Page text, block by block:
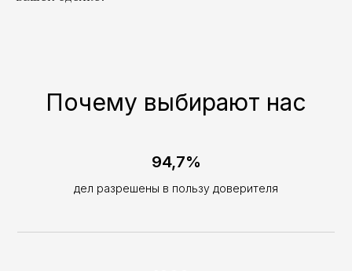
Почему выбирают нас
94,7%
дел разрешены в пользу доверителя